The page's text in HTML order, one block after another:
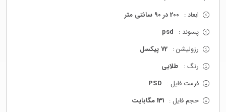
ابعاد : 200 در 90 سانتی متر
پسوند : psd
رزولیشن : 72 پیکسل
رنگ : طلایی
فرمت فایل : PSD
حجم فایل : 131 مگابایت